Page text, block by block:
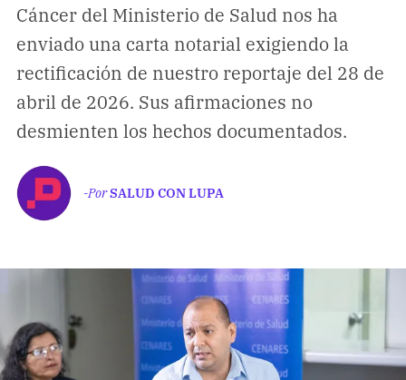
Nosotros
COBERTURAS
Comprueba
Climatopedia
Medio ambiente
Salud mental
Sobremesa
FORMATOS
Entrevistas
Cáncer del Ministerio de Salud nos ha
enviado una carta notarial exigiendo la
rectificación de nuestro reportaje del 28 de
abril de 2026. Sus afirmaciones no
desmienten los hechos documentados.
-PorSALUD CON LUPA